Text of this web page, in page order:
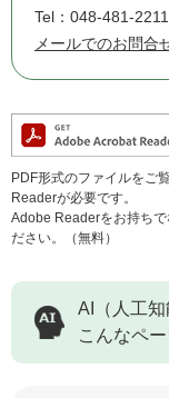
Tel：048-481-2211
メールでのお問合
PDF形式のファイルをご
Readerが必要です。
Adobe Readerをお持ち
ださい。（無料）
AI（人工
こんなペ